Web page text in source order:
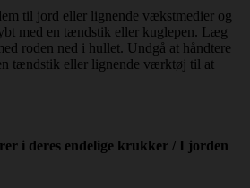
til jord eller lignende vækstmedier og
med en tændstik eller kuglepen. Læg
roden ned i hullet. Undgå at håndtere
tændstik eller lignende værktøj til at
i deres endelige krukker / I jorden